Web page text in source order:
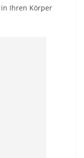
Ihren Körper